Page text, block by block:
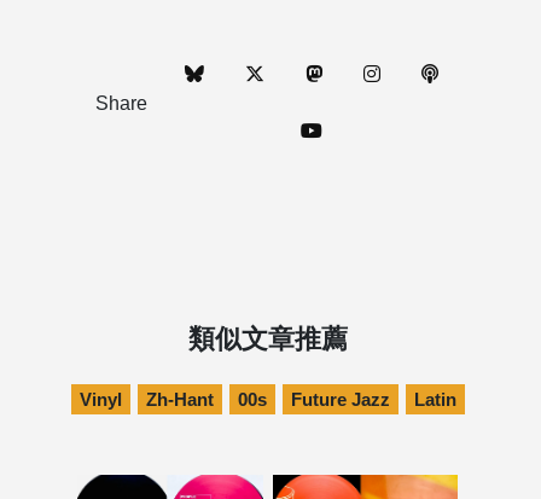
Share
類似文章推薦
Vinyl Zh-Hant 00s Future Jazz Latin